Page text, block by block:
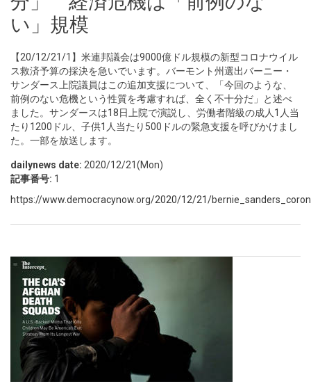
い」規模
【20/12/21/1】米連邦議会は9000億ドル規模の新型コロナウイル
ス救済予算の採決を急いでいます。バーモント州選出バーニー・
サンダース上院議員はこの追加支援について、「今回のような、
前例のない危機という性質を考慮すれば、全く不十分だ」と述べ
ました。サンダースは18日上院で演説し、労働者階級の成人1人当
たり1200ドル、子供1人当たり500ドルの緊急支援を呼びかけまし
た。一部を放送します。
dailynews date: 2020/12/21(Mon)
記事番号: 1
https://www.democracynow.org/2020/12/21/